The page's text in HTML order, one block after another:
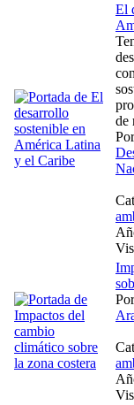
El
de